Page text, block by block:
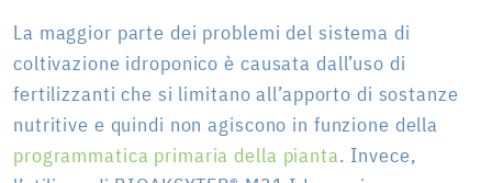
La maggior parte dei problemi del sistema di
coltivazione idroponico è causata dall’uso di
fertilizzanti che si limitano all’apporto di sostanze
nutritive e quindi non agiscono in funzione della
programmatica primaria della pianta. Invece,